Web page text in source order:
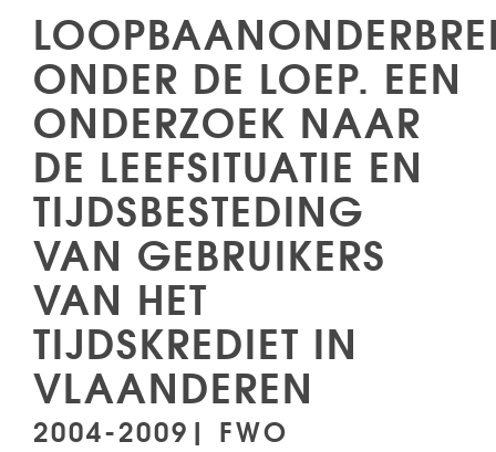
ONDER DE LOEP. EEN
ONDERZOEK NAAR
DE LEEFSITUATIE EN
TIJDSBESTEDING
VAN GEBRUIKERS
VAN HET
TIJDSKREDIET IN
VLAANDEREN
2004-2009| FWO